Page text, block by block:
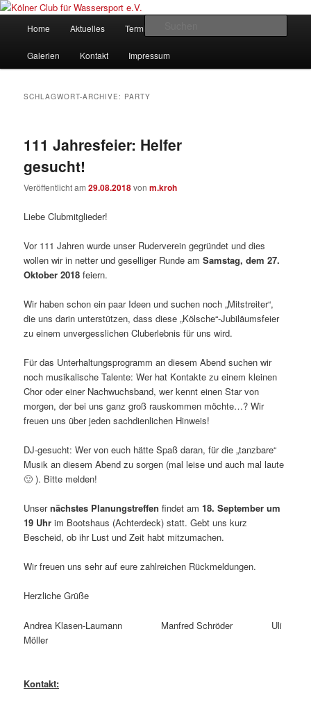
Zum
wechseln
Zum
wechselnKölner Club für Wassersport e.V.
gegründet 1907
Home Aktuelles Termine
Galerien Kontakt Impressum
SCHLAGWORT-ARCHIVE: PARTY
111 Jahresfeier: Helfer
gesucht!
Veröffentlicht am29.08.2018vonm.kroh
Liebe Clubmitglieder!
Vor 111 Jahren wurde unser Ruderverein gegründet und dies
wollen wir in netter und geselliger Runde amSamstag, dem 27.
Oktober 2018 feiern.
Wir haben schon ein paar Ideen und suchen noch „Mitstreiter“,
die uns darin unterstützen, dass diese „Kölsche“-Jubiläumsfeier
zu einem unvergesslichen Cluberlebnis für uns wird.
Für das Unterhaltungsprogramm an diesem Abend suchen wir
noch musikalische Talente: Wer hat Kontakte zu einem kleinen
Chor oder einer Nachwuchsband, wer kennt einen Star von
morgen, der bei uns ganz groß rauskommen möchte…? Wir
freuen uns über jeden sachdienlichen Hinweis!
DJ-gesucht: Wer von euch hätte Spaß daran, für die „tanzbare“
Musik an diesem Abend zu sorgen (mal leise und auch mal laute
🙂 ). Bitte melden!
Unsernächstes Planungstreffen findet am18. September um
19 Uhr im Bootshaus (Achterdeck) statt. Gebt uns kurz
Bescheid, ob ihr Lust und Zeit habt mitzumachen.
Wir freuen uns sehr auf eure zahlreichen Rückmeldungen.
Herzliche Grüße
Andrea Klasen-Laumann Manfred Schröder Uli
Möller
Kontakt: